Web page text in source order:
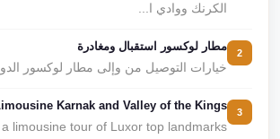
الكرنك ووادي ا...
مطار لوكسور استقبال ومغادرة
خيارات التوصيل من وإلى مطار لوكسور
Limousine Karnak and Valley of the Kings
a limousine tour of Luxor top landmarks